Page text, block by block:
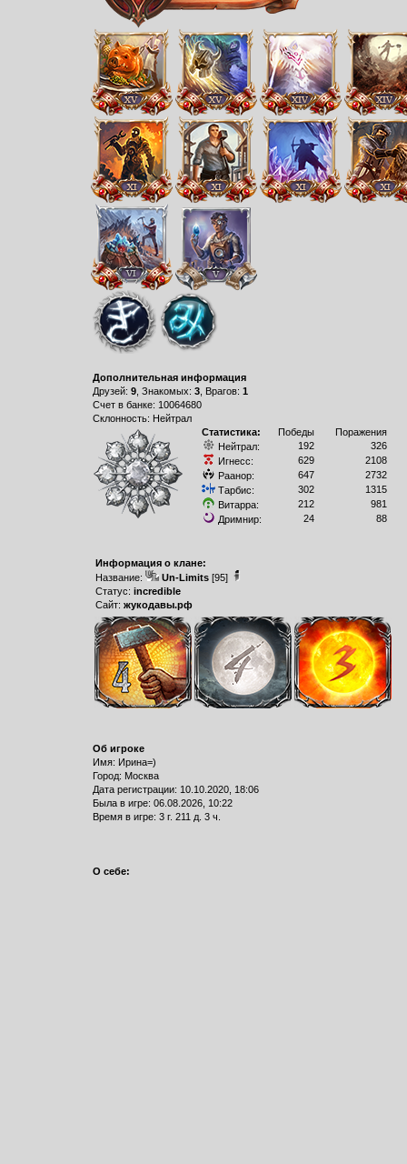
Дополнительная информация
Друзей: 9, Знакомых: 3, Врагов: 1
Счет в банке: 10064680
Склонность: Нейтрал
Статистика:
Победы
Поражения
Нейтрал:
192
326
Игнесс:
629
2108
Раанор:
647
2732
Тарбис:
302
1315
Витарра:
212
981
Дримнир:
24 88
Информация о клане:
Название:
Un-Limits[95]
Статус: incredible
Сайт: жукодавы.рф
Об игроке
Имя: Ирина=)
Город: Москва
Дата регистрации: 10.10.2020, 18:06
Былa в игре: 06.08.2026, 10:22
Время в игре: 3 г. 211 д. 3 ч.
О себе: